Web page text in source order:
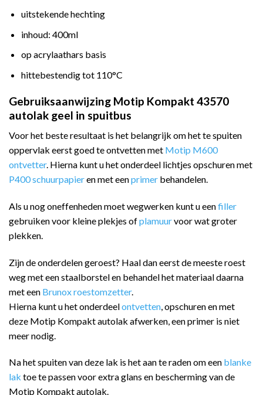
uitstekende hechting
inhoud: 400ml
op acrylaathars basis
hittebestendig tot 110°C
Gebruiksaanwijzing Motip Kompakt 43570
autolak geel in spuitbus
Voor het beste resultaat is het belangrijk om het te spuiten
oppervlak eerst goed te ontvetten met Motip M600
ontvetter. Hierna kunt u het onderdeel lichtjes opschuren met
P400 schuurpapieren met eenprimer behandelen.
Als u nog oneffenheden moet wegwerken kunt u eenfiller
gebruiken voor kleine plekjes ofplamuurvoor wat groter
plekken.
Zijn de onderdelen geroest? Haal dan eerst de meeste roest
weg met een staalborstel en behandel het materiaal daarna
met een Brunox roestomzetter.
Hierna kunt u het onderdeelontvetten , opschuren en met
deze Motip Kompakt autolak afwerken, een primer is niet
meer nodig.
Na het spuiten van deze lak is het aan te raden om een blanke
lak toe te passen voor extra glans en bescherming van de
Motip Kompakt autolak.